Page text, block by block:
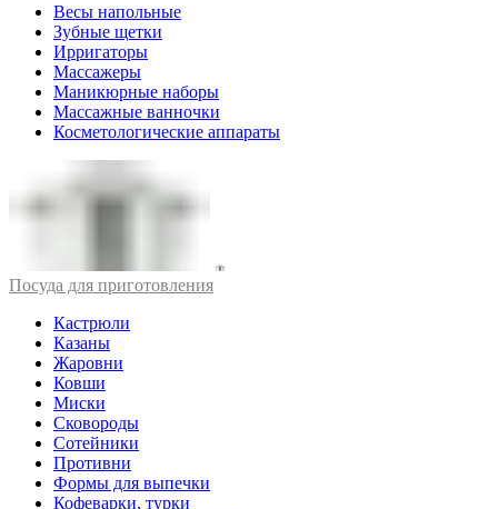
Весы напольные
Зубные щетки
Ирригаторы
Массажеры
Маникюрные наборы
Массажные ванночки
Косметологические аппараты
Посуда для приготовления
Кастрюли
Казаны
Жаровни
Ковши
Миски
Сковороды
Сотейники
Противни
Формы для выпечки
Кофеварки, турки